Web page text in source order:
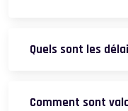
Quels sont les
Comment sont